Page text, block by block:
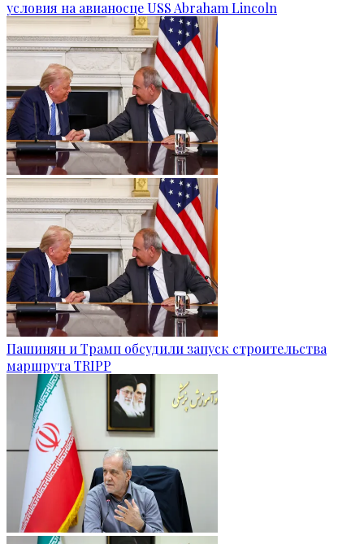
условия на авианосце USS Abraham Lincoln
Пашинян и Трамп обсудили запуск строительства
маршрута TRIPP